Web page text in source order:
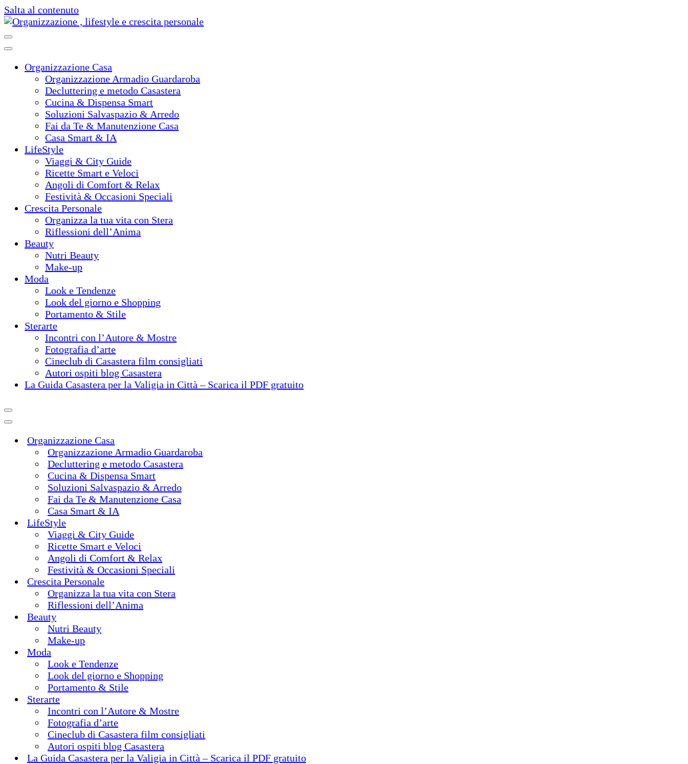
Salta al contenuto
Organizzazione , lifestyle e crescita personale
Organizzazione Casa
Organizzazione Armadio Guardaroba
Decluttering e metodo Casastera
Cucina & Dispensa Smart
Soluzioni Salvaspazio & Arredo
Fai da Te & Manutenzione Casa
Casa Smart & IA
LifeStyle
Viaggi & City Guide
Ricette Smart e Veloci
Angoli di Comfort & Relax
Festività & Occasioni Speciali
Crescita Personale
Organizza la tua vita con Stera
Riflessioni dell’Anima
Beauty
Nutri Beauty
Make-up
Moda
Look e Tendenze
Look del giorno e Shopping
Portamento & Stile
Sterarte
Incontri con l’Autore & Mostre
Fotografia d’arte
Cineclub di Casastera film consigliati
Autori ospiti blog Casastera
La Guida Casastera per la Valigia in Città – Scarica il PDF gratuito
Organizzazione Casa
Organizzazione Armadio Guardaroba
Decluttering e metodo Casastera
Cucina & Dispensa Smart
Soluzioni Salvaspazio & Arredo
Fai da Te & Manutenzione Casa
Casa Smart & IA
LifeStyle
Viaggi & City Guide
Ricette Smart e Veloci
Angoli di Comfort & Relax
Festività & Occasioni Speciali
Crescita Personale
Organizza la tua vita con Stera
Riflessioni dell’Anima
Beauty
Nutri Beauty
Make-up
Moda
Look e Tendenze
Look del giorno e Shopping
Portamento & Stile
Sterarte
Incontri con l’Autore & Mostre
Fotografia d’arte
Cineclub di Casastera film consigliati
Autori ospiti blog Casastera
La Guida Casastera per la Valigia in Città – Scarica il PDF gratuito